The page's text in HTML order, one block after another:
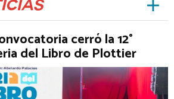
cerró la 12°
del Libro de Plottier